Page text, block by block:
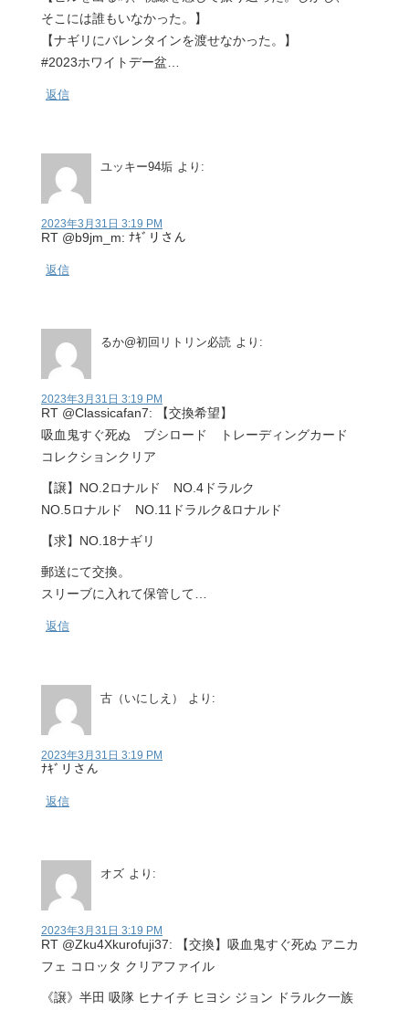
そこには誰もいなかった。】
【ナギリにバレンタインを渡せなかった。】
#2023ホワイトデー盆…
返信
ユッキー94垢 より:
2023年3月31日 3:19 PM
RT @b9jm_m: ﾅｷﾞリさん
返信
るか@初回リトリン必読 より:
2023年3月31日 3:19 PM
RT @Classicafan7: 【交換希望】
吸血鬼すぐ死ぬ ブシロード トレーディングカード
コレクションクリア
【譲】NO.2ロナルド NO.4ドラルク
NO.5ロナルド NO.11ドラルク&ロナルド
【求】NO.18ナギリ
郵送にて交換。
スリーブに入れて保管して…
返信
古（いにしえ） より:
2023年3月31日 3:19 PM
ﾅｷﾞリさん
返信
オズ より:
2023年3月31日 3:19 PM
RT @Zku4Xkurofuji37: 【交換】吸血鬼すぐ死ぬ アニカ
フェ コロッタ クリアファイル
《譲》半田 吸隊 ヒナイチ ヒヨシ ジョン ドラルク一族